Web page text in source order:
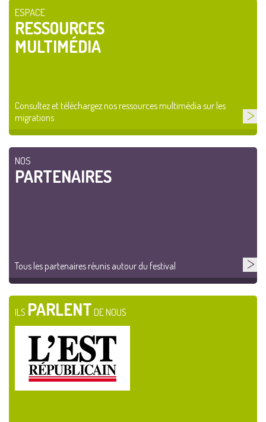
ESPACE
RESSOURCES
MULTIMÉDIA
Consultez et téléchargez nos ressources multimédia sur les
migrations
NOS
PARTENAIRES
Tous les partenaires réunis autour du festival
ILS PARLENT DE NOUS